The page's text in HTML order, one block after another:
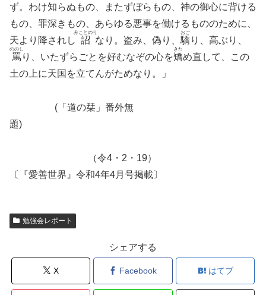
ず。わけ知らぬもの、またずぼらもの、神の御心に背ける
もの、罪深きもの、あらゆる悪事を働けるもののために、
天より降されし 詔
みことのり
なり。盗み、偽り、 驕
おご
り、高ぶり、
罵
ののし
り、いたずらごとを好むなぞの心を矯
きた
め直して、この
土の上に天国を立てんがためなり。」
(「道の栞」番外無
題)
（令4・2・19）
〔『愛善世界』令和4年4月号掲載〕
勉強会レポート
シェアする
X Facebook はてブ